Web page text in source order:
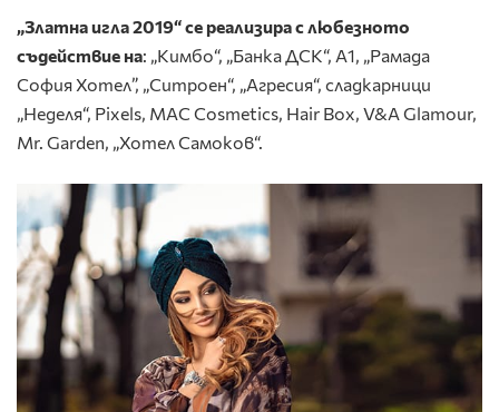
„Златна игла 2019“ се реализира с любезното
съдействие на: „Кимбо“, „Банка ДСК“, A1, „Рамада
София Хотел”, „Ситроен“, „Агресия“, сладкарници
„Неделя“, Pixels, MAC Cosmetics, Hair Box, V&A Glamour,
Mr. Garden, „Хотел Самоков“.